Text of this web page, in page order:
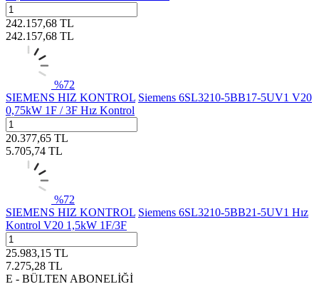
242.157,68 TL
242.157,68 TL
%72
SIEMENS HIZ KONTROL Siemens 6SL3210-5BB17-5UV1 V20
0,75kW 1F / 3F Hız Kontrol
20.377,65 TL
5.705,74 TL
%72
SIEMENS HIZ KONTROL Siemens 6SL3210-5BB21-5UV1 Hız
Kontrol V20 1,5kW 1F/3F
25.983,15 TL
7.275,28 TL
E - BÜLTEN ABONELİĞİ